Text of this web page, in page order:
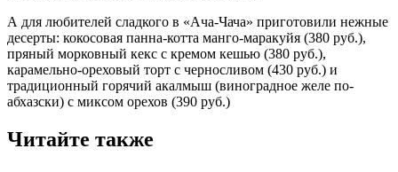
А для любителей сладкого в «Ача-Чача» приготовили нежные
десерты: кокосовая панна-котта манго-маракуйя (380 руб.),
пряный морковный кекс с кремом кешью (380 руб.),
карамельно-ореховый торт с черносливом (430 руб.) и
традиционный горячий акалмыш (виноградное желе по-
абхазски) с миксом орехов (390 руб.)
Читайте также